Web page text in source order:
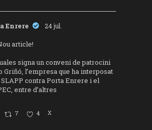
Enrere 24 jul.
article!
signa un conveni de patrocini
Griñó, l’empresa que ha interposat
SLAPP contra Porta Enrere i el
entre d’altres
7 4 X